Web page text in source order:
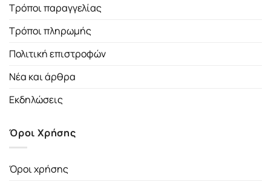
Τρόποι παραγγελίας
Τρόποι πληρωμής
Πολιτική επιστροφών
Νέα και άρθρα
Εκδηλώσεις
Όροι Χρήσης
Όροι χρήσης